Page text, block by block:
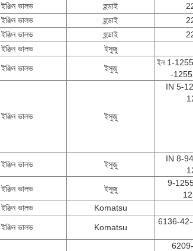
ইঞ্জিন ভালভ
হুন্ডাই
ইঞ্জিন ভালভ
হুন্ডাই
ইঞ্জিন ভালভ
হুন্ডাই
ইঞ্জিন ভালভ
ইসুজু
ইঞ্জিন ভালভ ইসুজু
ইন 1-
-
ইঞ্জিন ভালভ ইসুজু
IN 5-
ইঞ্জিন ভালভ ইসুজু
IN 8-
ইঞ্জিন ভালভ ইসুজু
9-
ইঞ্জিন ভালভ
Komatsu
ইঞ্জিন ভালভ Komatsu
6136-